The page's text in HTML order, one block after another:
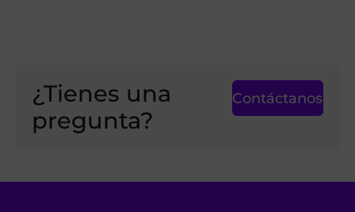
¿Tienes una
pregunta?
Contáctanos